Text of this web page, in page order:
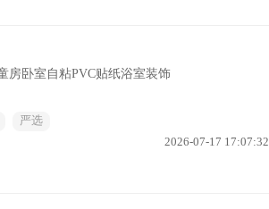
房卧室自粘PVC贴纸浴室装饰
严选
2026-07-17 17:07:32